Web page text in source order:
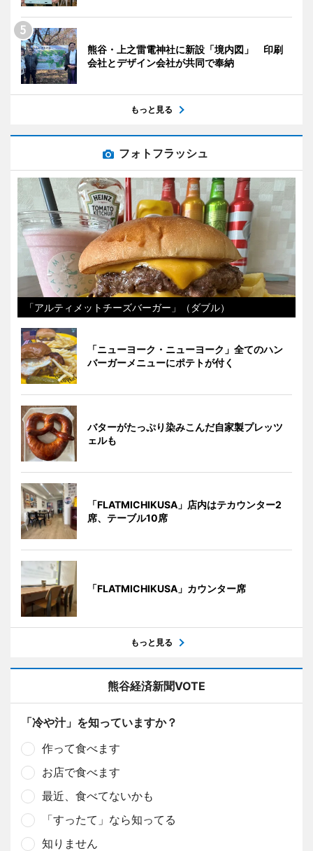
熊谷・上之雷電神社に新設「境内図」 印刷
会社とデザイン会社が共同で奉納
もっと見る
フォトフラッシュ
「アルティメットチーズバーガー」（ダブル）
「ニューヨーク・ニューヨーク」全てのハン
バーガーメニューにポテトが付く
バターがたっぷり染みこんだ自家製プレッツ
ェルも
「FLATMICHIKUSA」店内はテカウンター2
席、テーブル10席
「FLATMICHIKUSA」カウンター席
もっと見る
熊谷経済新聞VOTE
「冷や汁」を知っていますか？
作って食べます
お店で食べます
最近、食べてないかも
「すったて」なら知ってる
知りません